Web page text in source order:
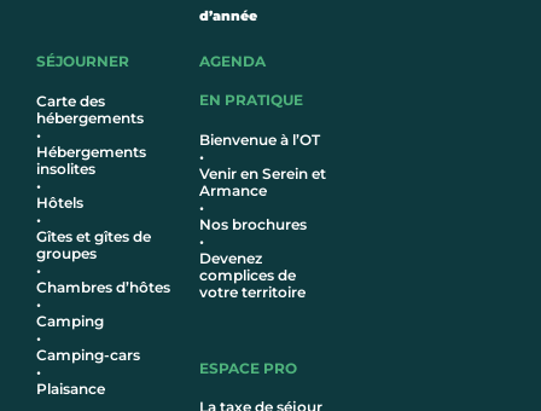
d’année
SÉJOURNER
Carte des
hébergements
•
Hébergements
insolites
•
Hôtels
•
Gîtes et gîtes de
groupes
•
Chambres d’hôtes
•
Camping
•
Camping-cars
•
Plaisance
AGENDA
EN PRATIQUE
Bienvenue à l’OT
•
Venir en Serein et
Armance
•
Nos brochures
•
Devenez
complices de
votre territoire
ESPACE PRO
La taxe de séjour